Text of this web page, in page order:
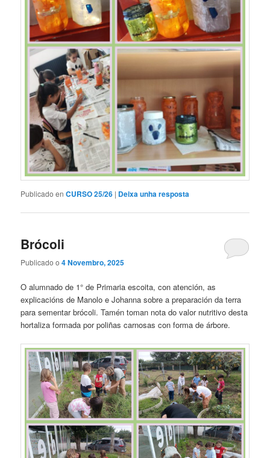
Publicado en CURSO 25/26 | Deixa unha resposta
Brócoli
Publicado o4 Novembro, 2025
O alumnado de 1° de Primaria escoita, con atención, as
explicacións de Manolo e Johanna sobre a preparación da terra
para sementar brócoli. Tamén toman nota do valor nutritivo desta
hortaliza formada por poliñas carnosas con forma de árbore.